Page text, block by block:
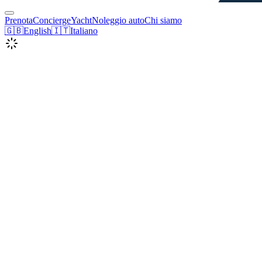
PrenotaConciergeYachtNoleggio autoChi siamo
🇬🇧English🇮🇹Italiano